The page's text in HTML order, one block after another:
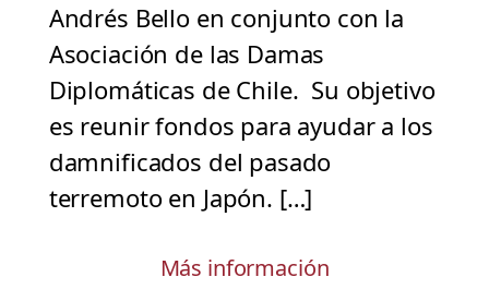
Andrés Bello en conjunto con la
Asociación de las Damas
Diplomáticas de Chile. Su objetivo
es reunir fondos para ayudar a los
damnificados del pasado
terremoto en Japón. […]
Más información